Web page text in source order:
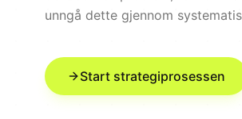
unngå dette gjennom
Start strategiprosessen